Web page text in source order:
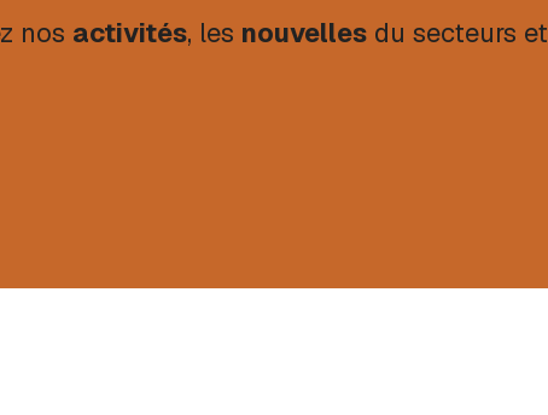
nos activités, les nouvelles du secteurs et